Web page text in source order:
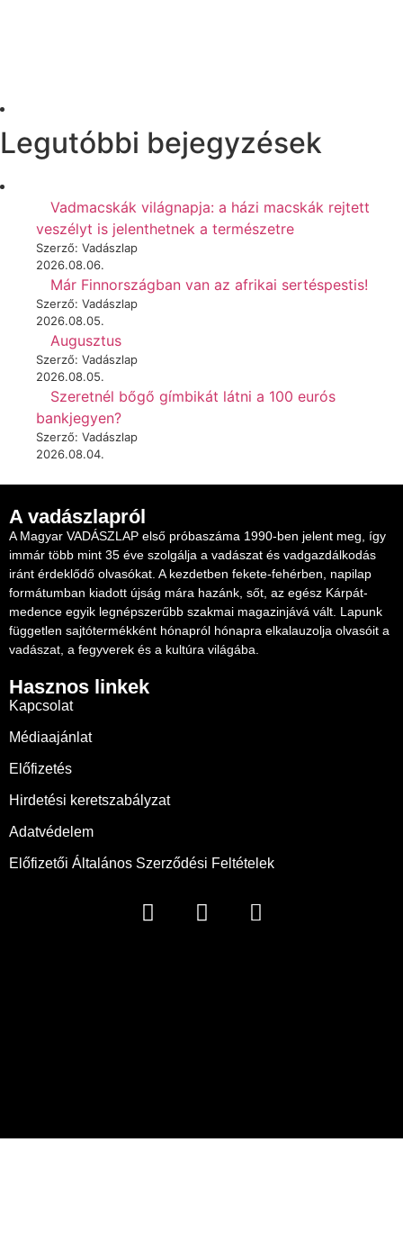
Legutóbbi bejegyzések
Vadmacskák világnapja: a házi macskák rejtett
veszélyt is jelenthetnek a természetre
Szerző: Vadászlap
2026.08.06.
Már Finnországban van az afrikai sertéspestis!
Szerző: Vadászlap
2026.08.05.
Augusztus
Szerző: Vadászlap
2026.08.05.
Szeretnél bőgő gímbikát látni a 100 eurós
bankjegyen?
Szerző: Vadászlap
2026.08.04.
A vadászlapról
A Magyar VADÁSZLAP első próbaszáma 1990-ben jelent meg, így
immár több mint 35 éve szolgálja a vadászat és vadgazdálkodás
iránt érdeklődő olvasókat. A kezdetben fekete-fehérben, napilap
formátumban kiadott újság mára hazánk, sőt, az egész Kárpát-
medence egyik legnépszerűbb szakmai magazinjává vált. Lapunk
független sajtótermékként hónapról hónapra elkalauzolja olvasóit a
vadászat, a fegyverek és a kultúra világába.
Hasznos linkek
Kapcsolat
Médiaajánlat
Előfizetés
Hirdetési keretszabályzat
Adatvédelem
Előfizetői Általános Szerződési Feltételek